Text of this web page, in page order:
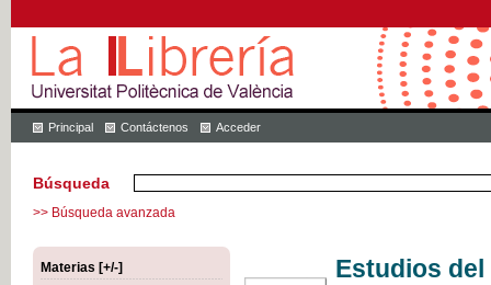
Principal Contáctenos Acceder
Búsqueda
>> Búsqueda avanzada
Materias [+/-]
Estudios